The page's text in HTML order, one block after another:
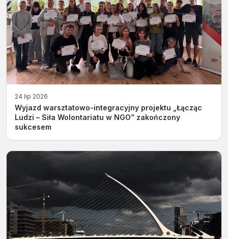
24 lip 2026
Wyjazd warsztatowo-integracyjny projektu „Łącząc
Ludzi – Siła Wolontariatu w NGO” zakończony
sukcesem